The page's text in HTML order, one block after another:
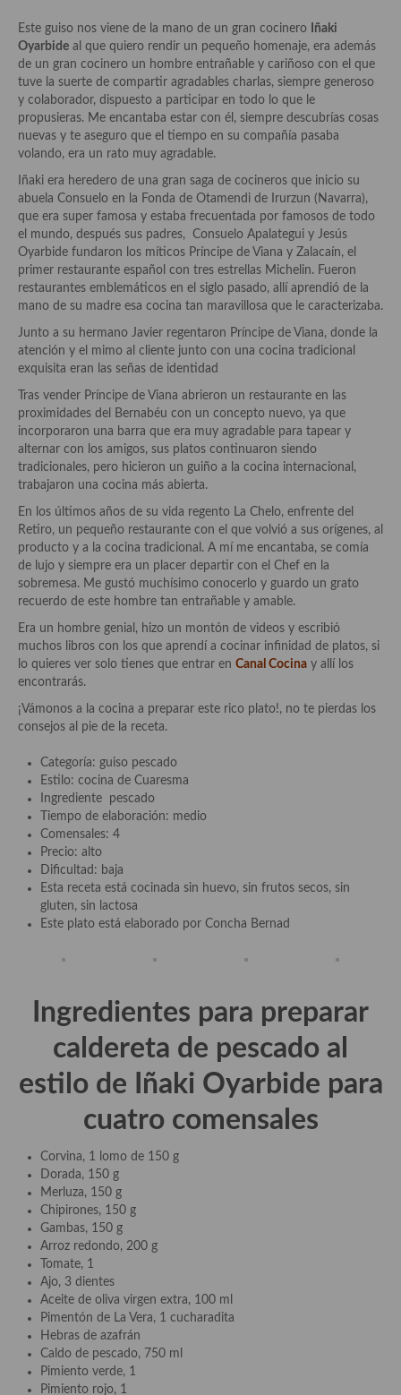
Las opiniones de la «Cocinera»
Prensa
Recetas
Acompañamientos
Aderezos, salsas, vinagretas, especias, hierbas aromáticas o
aditivos
Especias, mezclas de especias
Hierbas aromáticas
Aceites
Mojos y pastas
Sales y polvos
Salsas y mojos
Adobos
Aperitivos
Bebidas
Bocadillos, hamburguesas, sándwich, emparedados, tostas y
demás
Entrantes y primeros platos
Ensaladas
Entrantes
Quínoa
Pasta
Arroces Y fideuás
Legumbres y cereales
Cuscús
Huevos
Plato principal
Postres y dulces
Postres con frutas
Quesos, recetas
Salazones y encurtidos
Recetas Especiales
Recetas de Cuaresma
Recetas maridadas con los mejores AOVES
Este guiso nos viene de la mano de un gran cocinero
Iñaki
Oyarbide al que quiero rendir un pequeño homenaje, era además
de un gran cocinero un hombre entrañable y cariñoso con el que
tuve la suerte de compartir agradables charlas, siempre generoso
y colaborador, dispuesto a participar en todo lo que le
propusieras. Me encantaba estar con él, siempre descubrías cosas
nuevas y te aseguro que el tiempo en su compañía pasaba
volando, era un rato muy agradable.
Iñaki era heredero de una gran saga de cocineros que inicio su
abuela Consuelo en la Fonda de Otamendi de Irurzun (Navarra),
que era super famosa y estaba frecuentada por famosos de todo
el mundo, después sus padres, Consuelo Apalategui y Jesús
Oyarbide fundaron los míticos Príncipe de Viana y Zalacaín, el
primer restaurante español con tres estrellas Michelin. Fueron
restaurantes emblemáticos en el siglo pasado, allí aprendió de la
mano de su madre esa cocina tan maravillosa que le caracterizaba.
Junto a su hermano Javier regentaron Príncipe de Viana, donde la
atención y el mimo al cliente junto con una cocina tradicional
exquisita eran las señas de identidad
Tras vender Príncipe de Viana abrieron un restaurante en las
proximidades del Bernabéu con un concepto nuevo, ya que
incorporaron una barra que era muy agradable para tapear y
alternar con los amigos, sus platos continuaron siendo
tradicionales, pero hicieron un guiño a la cocina internacional,
trabajaron una cocina más abierta.
En los últimos años de su vida regento La Chelo, enfrente del
Retiro, un pequeño restaurante con el que volvió a sus orígenes, al
producto y a la cocina tradicional. A mí me encantaba, se comía
de lujo y siempre era un placer departir con el Chef en la
sobremesa. Me gustó muchísimo conocerlo y guardo un grato
recuerdo de este hombre tan entrañable y amable.
Era un hombre genial, hizo un montón de videos y escribió
muchos libros con los que aprendí a cocinar infinidad de platos, si
lo quieres ver solo tienes que entrar en Canal Cocina y allí los
encontrarás.
¡Vámonos a la cocina a preparar este rico plato!, no te pierdas los
consejos al pie de la receta.
Categoría: guiso pescado
Estilo: cocina de Cuaresma
Ingrediente pescado
Tiempo de elaboración: medio
Comensales: 4
Precio: alto
Dificultad: baja
Esta receta está cocinada sin huevo, sin frutos secos, sin
gluten, sin lactosa
Este plato está elaborado por Concha Bernad
Ingredientes para preparar
caldereta de pescado al
estilo de Iñaki Oyarbide para
cuatro comensales
Corvina, 1 lomo de 150 g
Dorada, 150 g
Merluza, 150 g
Chipirones, 150 g
Gambas, 150 g
Arroz redondo, 200 g
Tomate, 1
Ajo, 3 dientes
Aceite de oliva virgen extra, 100 ml
Pimentón de La Vera, 1 cucharadita
Hebras de azafrán
Caldo de pescado, 750 ml
Pimiento verde, 1
Pimiento rojo, 1